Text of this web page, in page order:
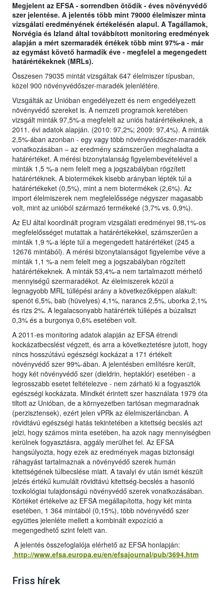
Megjelent az EFSA - sorrendben ötödik - éves növényvédő
szer jelentése. A jelentés több mint 79000 élelmiszer minta
vizsgálati eredményének értékelésén alapul. A Tagállamok,
Norvégia és Izland által továbbított monitoring eredmények
alapján a mért szermaradék értékek több mint 97%-a - már
az egymást követő harmadik éve - megfelel a megengedett
határértékeknek (MRLs).
Összesen 79035 mintát vizsgáltak 647 élelmiszer típusban,
közel 900 növényvédőszer-maradék jelenlétére.
Vizsgálták az Unióban engedélyezett és nem engedélyezett
növényvédő szereket is. A nemzeti programok keretében
vizsgált minták 97,5%-a megfelelt az uniós határértékeknek, a
2011. évi adatok alapján. (2010: 97,2%; 2009: 97,4%). A minták
2,5%-ában azonban - egy vagy több növényvédőszer-maradék
vonatkozásában – az eredmény számszerűen meghaladta a
határértéket. A mérési bizonytalanság figyelembevételével a
minták 1,5 %-a nem felelt meg a jogszabályban rögzített
határértéknek. A biotermékek kisebb arányban lépték túl a
határértékeket (0,5%), mint a nem biotermékek (2,6%). Az
import élelmiszerek nem megfelelőssége négyszer magasabb
volt, mint az unióból származó termékeké (3,7% vs. 0,9%).
Az EU által koordinált program vizsgálati eredményei 98,1%-os
megfelelősséget mutattak a határértékekkel, számszerűen a
minták 1,9 %-a lépte túl a megengedett határértéket (245 a
12676 mintából). A mérési bizonytalanságot figyelembe véve a
minták 1,1 %-a nem felelt meg a jogszabályban rögzített
határértékeknek. A minták 53,4%-a nem tartalmazott mérhető
mennyiségű szermaradékot. Az élelmiszerek közül a
legnagyobb MRL túllépési arány a következőképpen alakult:
spenót 6,5%, bab (hüvelyes) 4,1%, narancs 2,5%, uborka 2,1%
és rizs 2%. A legalacsonyabb határérték túllépés a búzaliszt
0,3% és a burgonya 0,6% esetében volt.
A 2011-es monitoring adatok alapján az EFSA étrendi
kockázatbecslést végzett, és arra a következtetésre jutott, hogy
nincs hosszútávú egészségi kockázat a 171 értékelt
növényvédő szer 99%-ában. A jelentésben említésre került,
hogy két növényvédő szer (dieldrin, heptaklór) esetében - a
legrosszabb esetet feltételezve - nem zárható ki a fogyasztók
egészségi kockázata. Mindkét érintett szer használata 1979 óta
tiltott az Unióban, de a környezetben tartósan megmaradnak
(perzisztensek), ezért jelen vPRk az élelmiszerláncban. A
rövidtávú egészségi hatás tekintetében a kitettség becslés azt
jelzi, hogy számos minta esetében, ha azok nagy mennyiségben
kerülnek fogyasztásra, aggály merülhet fel. Az EFSA
hangsúlyozta, hogy ezek az eredmények magas biztonsági
ráhagyást tartalmaznak a növényvédő szerek humán
kitettségének túlbecslése miatt. A tavalyi év után ismét készült
jelzés értékű kumulált rövidtávú kitettség-becslés a hasonló
toxikológiai tulajdonságú növényvédő szerek vonatkozásában.
Körtéket értékelve az EFSA megállapította, hogy két minta
esetében, 1 364 mintából (0,15%), több növényvédő szer
együttes jelenléte mellett a kombinált expozíció a
megengedhető szint felett van.
A jelentés összefoglalója elérhető az EFSA honlapján:
http://www.efsa.europa.eu/en/efsajournal/pub/3694.htm
Friss hírek